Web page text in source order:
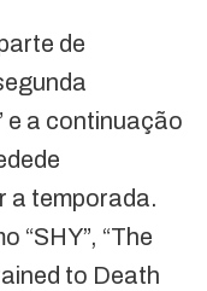
de
e a continuação
a temporada.
“SHY”, “The
to Death